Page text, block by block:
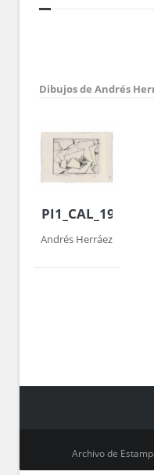
Dibujos de Andrés
PI1_CAL_1977_015
Andrés Herráez
Archivo de